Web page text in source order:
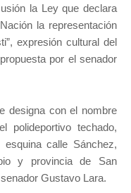
la Ley que declara
la representación
expresión cultural del
por el senador
designa con el nombre
polideportivo techado,
calle Sánchez,
y provincia de San
Gustavo Lara.